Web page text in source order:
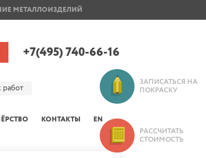
МЕТАЛЛОИЗДЕЛИЙ
+7(495) 740-66-16
работ
КОНТАКТЫ EN
ЗАПИСАТЬСЯ НА
ПОКРАСКУ
РАССЧИТАТЬ
СТОИМОСТЬ